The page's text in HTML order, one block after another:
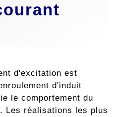
d'excitation est
d'induit
le comportement du
Les réalisations les plus